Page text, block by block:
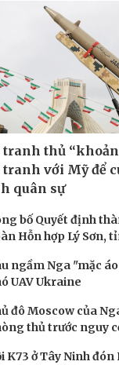
Công
Sành
Tin
Trải
Chuyển
Podcast
Câu
Cửa sổ
Kể
Hạt
thủ
tranh với Mỹ để
quân sự
bố Quyết định
Hỗn hợp Lý Sơn,
ngầm Nga "mặc
UAV Ukraine
đô Moscow của
thủ trước nguy
K73 ở Tây Ninh